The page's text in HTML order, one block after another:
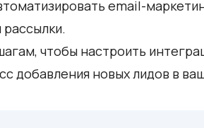
email-
чтобы настроить
добавления новых лидов в